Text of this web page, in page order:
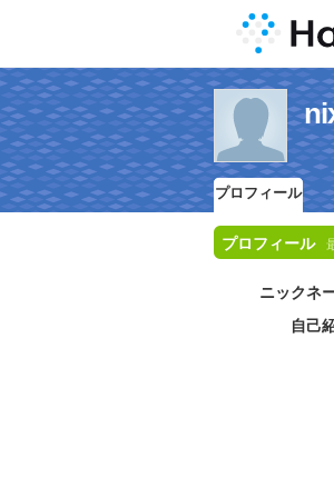
プロフィール
プロフィール
ニックネ
自己